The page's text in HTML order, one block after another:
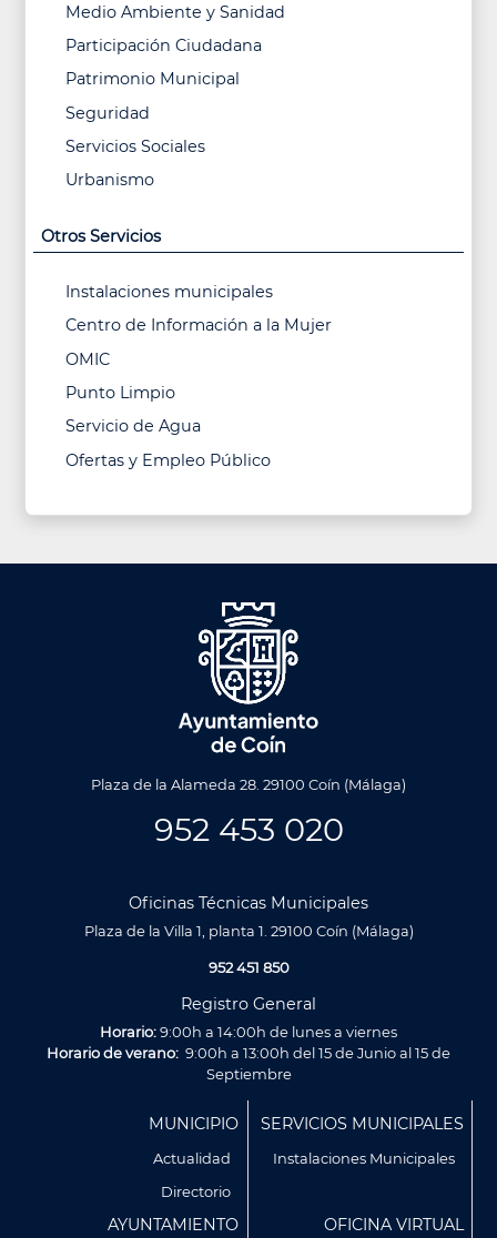
Medio Ambiente y Sanidad
Participación Ciudadana
Patrimonio Municipal
Seguridad
Servicios Sociales
Urbanismo
Otros Servicios
Instalaciones municipales
Centro de Información a la Mujer
OMIC
Punto Limpio
Servicio de Agua
Ofertas y Empleo Público
Plaza de la Alameda 28. 29100 Coín (Málaga)
952 453 020
Oficinas Técnicas Municipales
Plaza de la Villa 1, planta 1. 29100 Coín (Málaga)
952 451 850
Registro General
Horario:9:00h a 14:00h de lunes a viernes
Horario de verano: 9:00h a 13:00h del 15 de Junio al 15 de
Septiembre
MUNICIPIO
Actualidad
Directorio
SERVICIOS MUNICIPALES
Instalaciones Municipales
AYUNTAMIENTO OFICINA VIRTUAL